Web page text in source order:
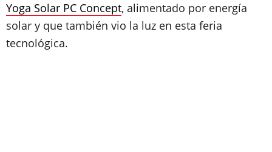
Yoga Solar PC Concept, alimentado por energía
solar y que también vio la luz en esta feria
tecnológica.